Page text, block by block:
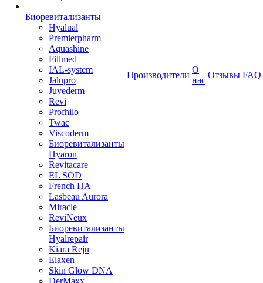
Биоревитализанты
Hyalual
Premierpharm
Aquashine
Fillmed
IAL-system
Jalupro
Juvederm
Revi
Profhilo
Twac
Viscoderm
Биоревитализанты
Hyaron
Revitacare
EL SOD
French HA
Lasbeau Aurora
Miracle
ReviNeux
Биоревитализанты
Hyalrepair
Kiara Reju
Elaxen
Skin Glow DNA
DerMaxx
Производители
О
нас
Отзывы FAQ